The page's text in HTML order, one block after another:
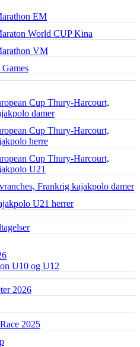
EM
World CUP Kina
VM
Cup Thury-Harcourt,
damer
Cup Thury-Harcourt,
herre
Cup Thury-Harcourt,
U21
Frankrig kajakpolo damer
U21 herrer
U10 og U12
2026
2025